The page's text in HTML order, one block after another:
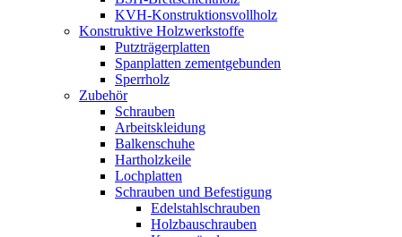
KVH-Konstruktionsvollholz
Konstruktive Holzwerkstoffe
Putzträgerplatten
Spanplatten zementgebunden
Sperrholz
Zubehör
Schrauben
Arbeitskleidung
Balkenschuhe
Hartholzkeile
Lochplatten
Schrauben und Befestigung
Edelstahlschrauben
Holzbauschrauben